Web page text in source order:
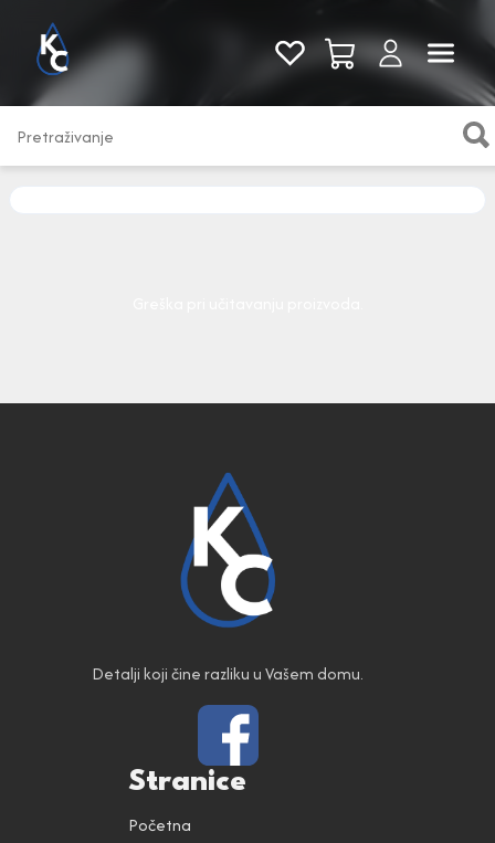
Pogledaj sve
Detalji koji čine razliku u Vašem domu.
Stranice
Početna